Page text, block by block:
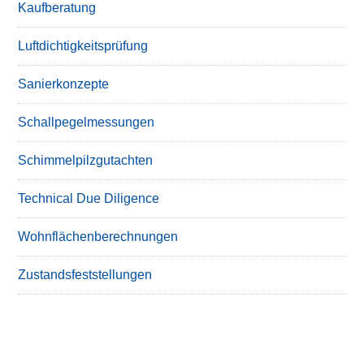
Kaufberatung
Luftdichtigkeitsprüfung
Sanierkonzepte
Schallpegelmessungen
Schimmelpilzgutachten
Technical Due Diligence
Wohnflächenberechnungen
Zustandsfeststellungen